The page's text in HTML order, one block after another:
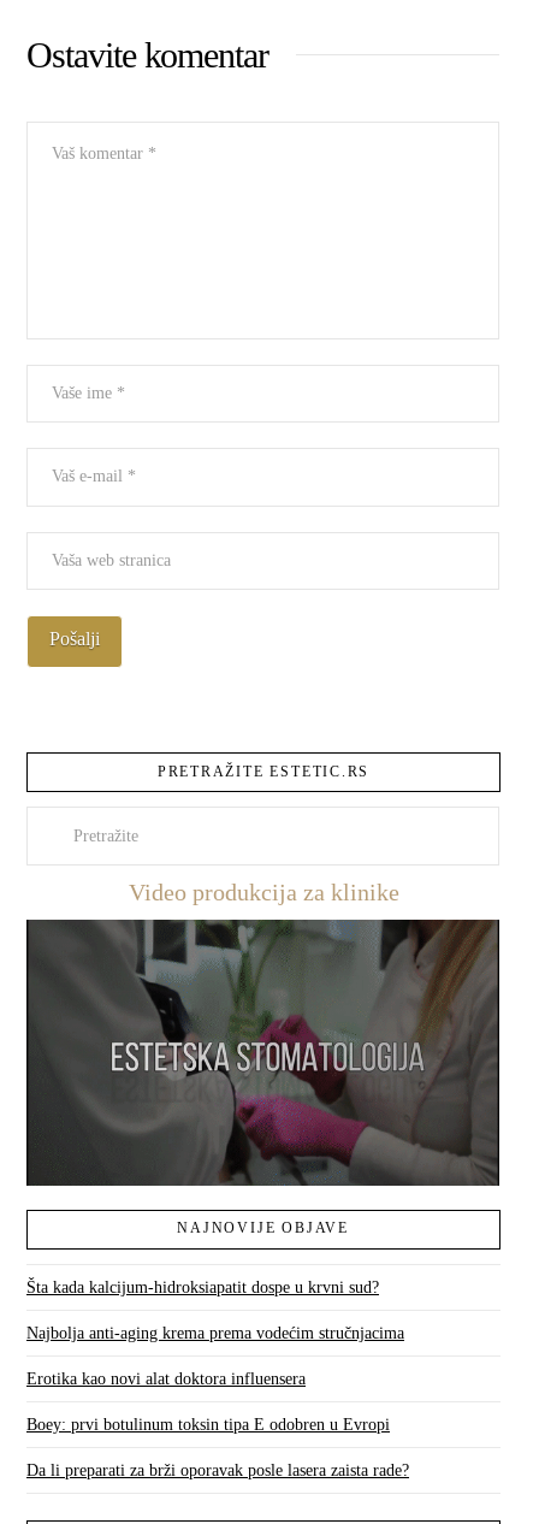
Ostavite komentar
PRETRAŽITE ESTETIC.RS
Video produkcija za klinike
NAJNOVIJE OBJAVE
Šta kada kalcijum-hidroksiapatit dospe u krvni sud?
Najbolja anti-aging krema prema vodećim stručnjacima
Erotika kao novi alat doktora influensera
Boey: prvi botulinum toksin tipa E odobren u Evropi
Da li preparati za brži oporavak posle lasera zaista rade?